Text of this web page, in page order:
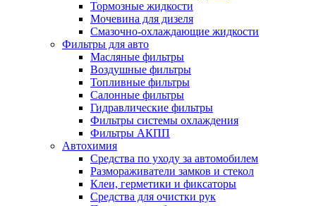
Тормозные жидкости
Мочевина для дизеля
Смазочно-охлаждающие жидкости
Фильтры для авто
Масляные фильтры
Воздушные фильтры
Топливные фильтры
Салонные фильтры
Гидравлические фильтры
Фильтры системы охлаждения
Фильтры АКПП
Автохимия
Средства по уходу за автомобилем
Размораживатели замков и стекол
Клеи, герметики и фиксаторы
Средства для очистки рук